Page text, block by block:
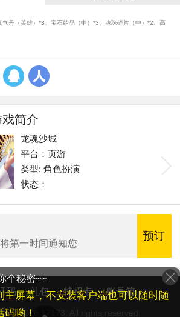
丹（英雄）*3、宝石结晶（中）*3、魂珠碎片（中）*2、高
q r
简介
龙魂沙城
平台：页游
类型: 角色扮演
状态：
第一时间通知您
预订
码 礼包 特权卡 账号箱
2026 17173. All rights reserved.
个秘密~~
主屏幕，不安装客户端也可以随时随
码哟！